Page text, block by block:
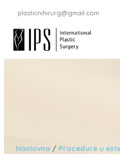
plasticnihirurg@gmail.com
Naslovna / Procedure u